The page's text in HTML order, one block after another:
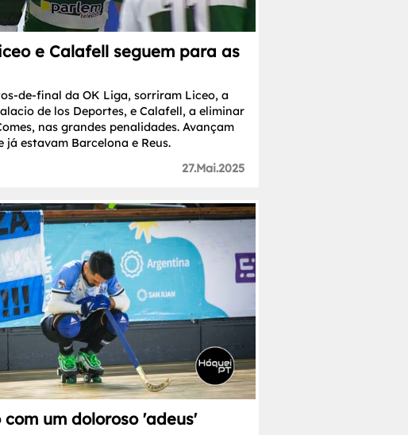
e Calafell seguem para as
de-final da OK Liga, sorriram Liceo, a
de los Deportes, e Calafell, a eliminar
nas grandes penalidades. Avançam
já estavam Barcelona e Reus.
27.Mai.2025
um doloroso 'adeus'